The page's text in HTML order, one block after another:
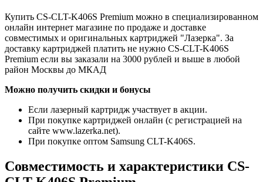
Купить CS-CLT-K406S Premium можно в специализированном
онлайн интернет магазине по продаже и доставке
совместимых и оригинальных картриджей "Лазерка". За
доставку картриджей платить не нужно CS-CLT-K406S
Premium если вы заказали на 3000 рублей и выше в любой
район Москвы до МКАД
Можно получить скидки и бонусы
Если лазерный картридж участвует в акции.
При покупке картриджей онлайн (с регистрацией на
сайте www.lazerka.net).
При покупке оптом Samsung CLT-K406S.
Совместимость и характеристики CS-